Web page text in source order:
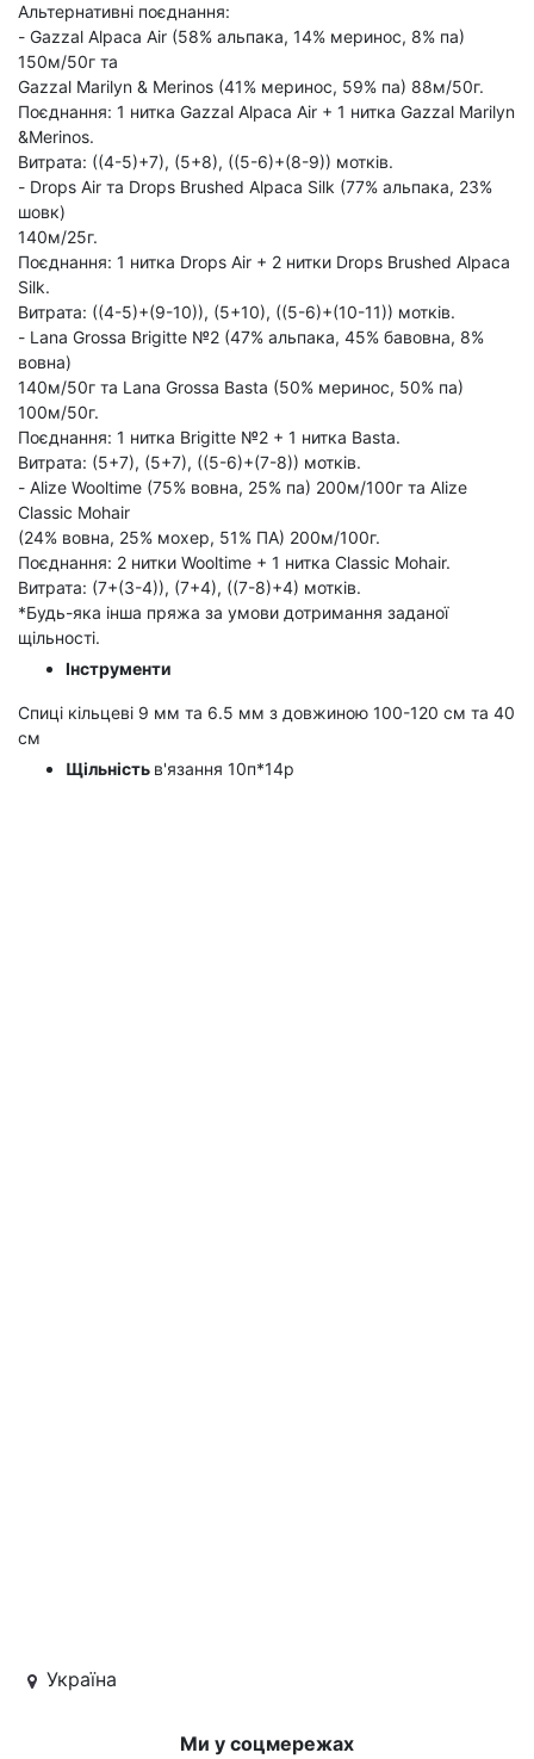
Альтернативні поєднання:
- Gazzal Alpaca Air (58% альпака, 14% меринос, 8% па)
150м/50г та
Gazzal Marilyn & Merinos (41% меринос, 59% па) 88м/50г.
Поєднання: 1 нитка Gazzal Alpaca Air + 1 нитка Gazzal Marilyn
&Merinos.
Витрата: ((4-5)+7), (5+8), ((5-6)+(8-9)) мотків.
- Drops Air та Drops Brushed Alpaca Silk (77% альпака, 23%
шовк)
140м/25г.
Поєднання: 1 нитка Drops Air + 2 нитки Drops Brushed Alpaca
Silk.
Витрата: ((4-5)+(9-10)), (5+10), ((5-6)+(10-11)) мотків.
- Lana Grossa Brigitte №2 (47% альпака, 45% бавовна, 8%
вовна)
140м/50г та Lana Grossa Basta (50% меринос, 50% па)
100м/50г.
Поєднання: 1 нитка Brigitte №2 + 1 нитка Basta.
Витрата: (5+7), (5+7), ((5-6)+(7-8)) мотків.
- Alize Wooltime (75% вовна, 25% па) 200м/100г та Alize
Classic Mohair
(24% вовна, 25% мохер, 51% ПА) 200м/100г.
Поєднання: 2 нитки Wooltime + 1 нитка Classic Mohair.
Витрата: (7+(3-4)), (7+4), ((7-8)+4) мотків.
*Будь-яка інша пряжа за умови дотримання заданої
щільності.
Інструменти
Спиці кільцеві 9 мм та 6.5 мм з довжиною 100-120 см та 40
см
Щільність в'язання 10п*14р
Україна
Ми у соцмережах